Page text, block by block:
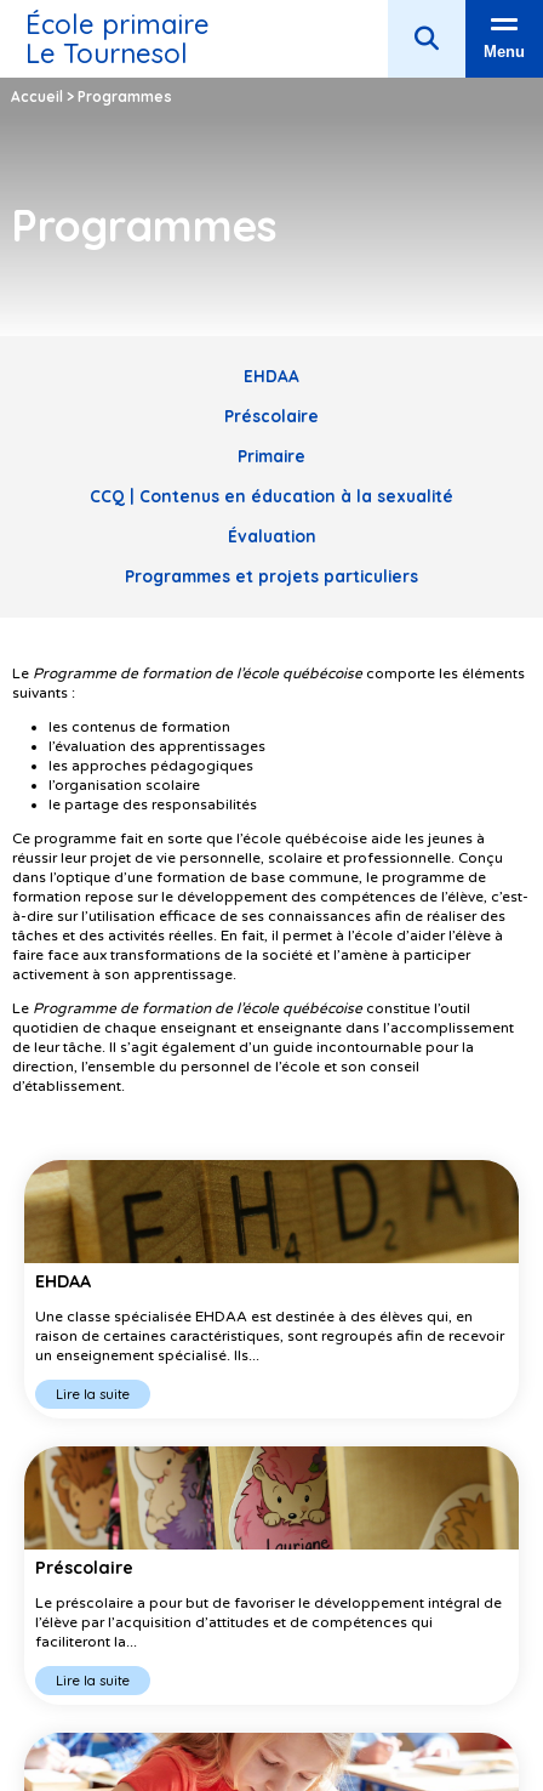
École primaire
Le Tournesol
Menu
Accueil > Programmes
Programmes
EHDAA
Préscolaire
Primaire
CCQ | Contenus en éducation à la sexualité
Évaluation
Programmes et projets particuliers
Le Programme de formation de l’école québécoise comporte les éléments
suivants :
les contenus de formation
l’évaluation des apprentissages
les approches pédagogiques
l’organisation scolaire
le partage des responsabilités
Ce programme fait en sorte que l’école québécoise aide les jeunes à
réussir leur projet de vie personnelle, scolaire et professionnelle. Conçu
dans l’optique d’une formation de base commune, le programme de
formation repose sur le développement des compétences de l’élève, c’est-
à-dire sur l’utilisation efficace de ses connaissances afin de réaliser des
tâches et des activités réelles. En fait, il permet à l’école d’aider l’élève à
faire face aux transformations de la société et l’amène à participer
activement à son apprentissage.
Le Programme de formation de l’école québécoise constitue l’outil
quotidien de chaque enseignant et enseignante dans l’accomplissement
de leur tâche. Il s’agit également d’un guide incontournable pour la
direction, l’ensemble du personnel de l’école et son conseil
d’établissement.
EHDAA
Une classe spécialisée EHDAA est destinée à des élèves qui, en
raison de certaines caractéristiques, sont regroupés afin de recevoir
un enseignement spécialisé. Ils...
Lire la suite
Préscolaire
Le préscolaire a pour but de favoriser le développement intégral de
l’élève par l’acquisition d’attitudes et de compétences qui
faciliteront la...
Lire la suite